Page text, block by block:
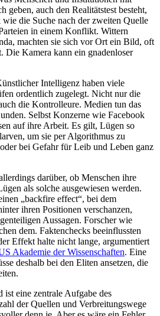
geben, auch den Realitätstest besteht,
die Suche nach der zweiten Quelle
in einem Konflikt. Wittern
machten sie sich vor Ort ein Bild, oft
Die Kamera kann ein gnadenloser
Intelligenz haben viele
ordentlich zugelegt. Nicht nur die
die Kontrolleure. Medien tun das
Selbst Konzerne wie Facebook
auf ihre Arbeit. Es gilt, Lügen so
um sie per Algorithmus zu
bei Gefahr für Leib und Leben ganz
darüber, ob Menschen ihre
als solche ausgewiesen werden.
„backfire effect“, bei dem
ihren Positionen verschanzen,
Aussagen. Forscher wie
dem. Faktenchecks beeinflussten
Effekt halte nicht lange, argumentiert
Akademie der Wissenschaften. Eine
deshalb bei den Eliten ansetzen, die
ist eine zentrale Aufgabe des
der Quellen und Verbreitungswege